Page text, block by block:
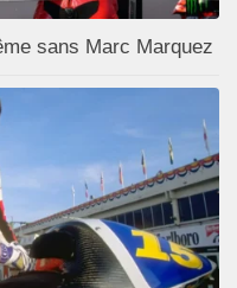
sans Marc Marquez